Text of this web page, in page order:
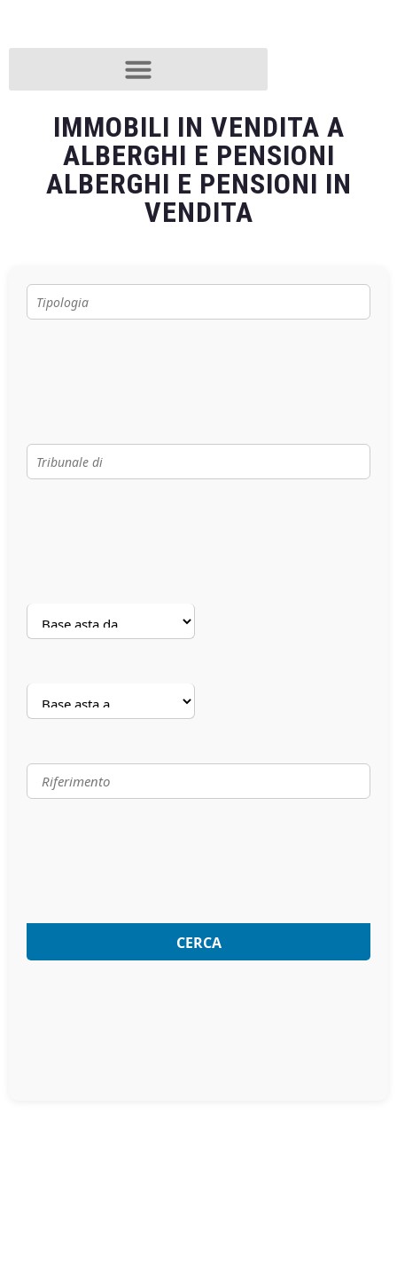
IMMOBILI IN VENDITA A
ALBERGHI E PENSIONI
ALBERGHI E PENSIONI IN
VENDITA